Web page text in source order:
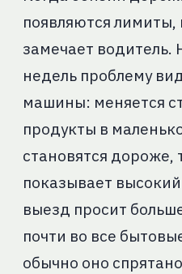
появляются лимиты,
замечает водитель.
недель проблему
машины: меняется
продукты в
становятся дороже,
показывает
выезд просит
почти во все
обычно оно